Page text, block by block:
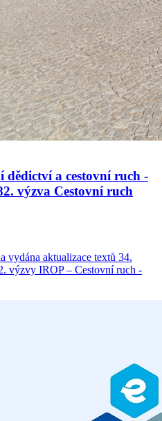
a cestovní ruch -
výzva Cestovní ruch
vydána aktualizace textů 34.
výzvy IROP – Cestovní ruch -